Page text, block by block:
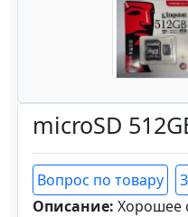
microSD
Вопрос по товару
Описание: Хорошее